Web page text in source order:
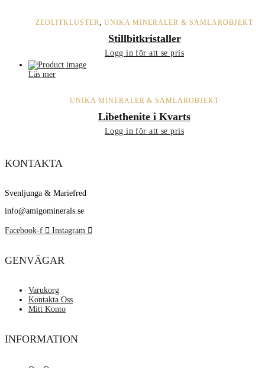
ZEOLITKLUSTER, UNIKA MINERALER & SAMLAROBJEKT
Stillbitkristaller
Logg in för att se pris
Läs mer
UNIKA MINERALER & SAMLAROBJEKT
Libethenite i Kvarts
Logg in för att se pris
KONTAKTA
Svenljunga & Mariefred
info@amigominerals.se
Facebook-f Instagram
GENVÄGAR
Varukorg
Kontakta Oss
Mitt Konto
INFORMATION